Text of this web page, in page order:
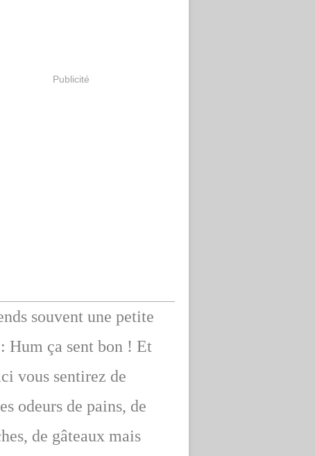
Publicité
souvent une petite
Hum ça sent bon ! Et
vous sentirez de
odeurs de pains, de
de gâteaux mais